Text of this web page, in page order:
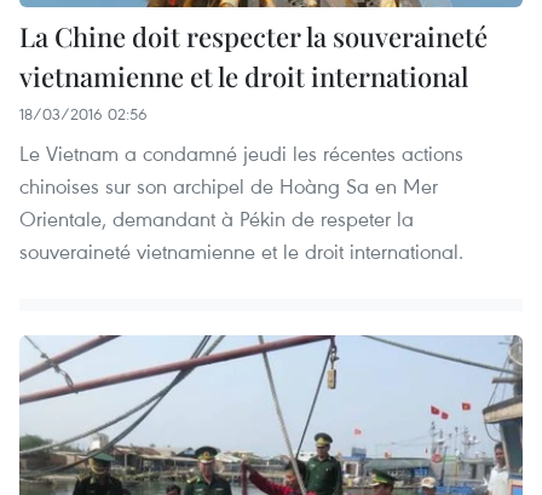
La Chine doit respecter la souveraineté
vietnamienne et le droit international
18/03/2016 02:56
Le Vietnam a condamné jeudi les récentes actions
chinoises sur son archipel de Hoàng Sa en Mer
Orientale, demandant à Pékin de respeter la
souveraineté vietnamienne et le droit international.